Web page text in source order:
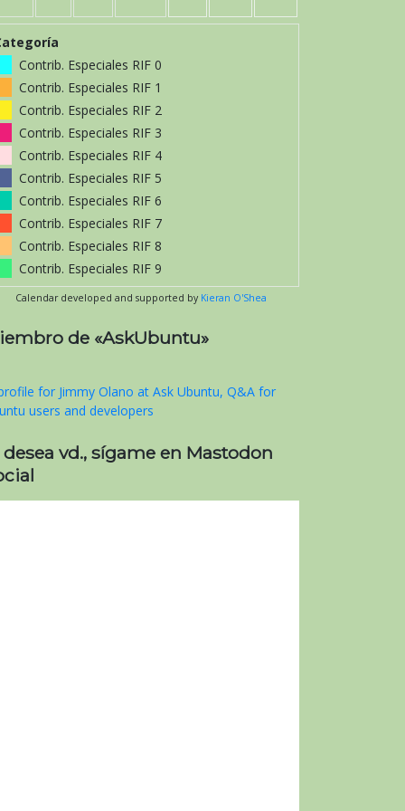
Contrib. Especiales RIF 0
Contrib. Especiales RIF 1
Contrib. Especiales RIF 2
Contrib. Especiales RIF 3
Contrib. Especiales RIF 4
Contrib. Especiales RIF 5
Contrib. Especiales RIF 6
Contrib. Especiales RIF 7
Contrib. Especiales RIF 8
Contrib. Especiales RIF 9
Calendar developed and supported by Kieran O'Shea
de «AskUbuntu»
desea vd., sígame en Mastodon